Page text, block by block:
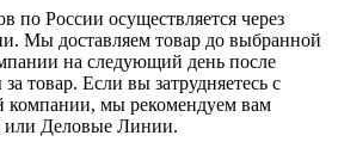
по России осуществляется через
Мы доставляем товар до выбранной
на следующий день после
товар. Если вы затрудняетесь с
компании, мы рекомендуем вам
Деловые Линии.